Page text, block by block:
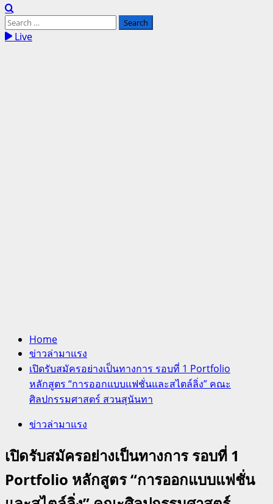
Search
for:Live
Home
ข่าวล่ามาแรง
เปิดรับสมัครอย่างเป็นทางการ รอบที่ 1 Portfolio
หลักสูตร “การออกแบบแฟชั่นและสไตล์ลิ่ง” คณะ
ศิลปกรรมศาสตร์ สวนสุนันทา
ข่าวล่ามาแรง
เปิดรับสมัครอย่างเป็นทางการ รอบที่ 1
Portfolio หลักสูตร “การออกแบบแฟชั่น